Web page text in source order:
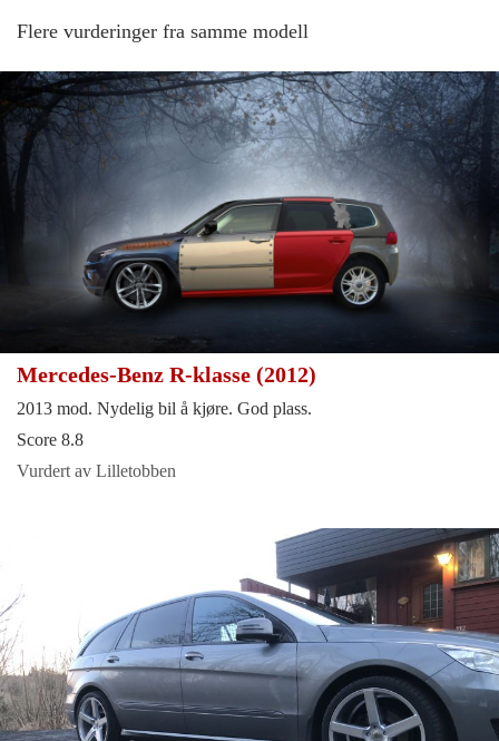
Flere vurderinger fra samme modell
Mercedes-Benz R-klasse (2012)
2013 mod. Nydelig bil å kjøre. God plass.
Score 8.8
Vurdert av Lilletobben